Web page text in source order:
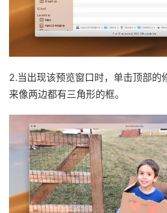
2.当出现该预览窗口时，单击顶部的
来像两边都有三角形的框。